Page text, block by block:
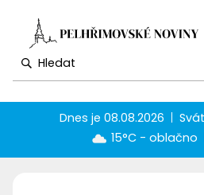
Dnes je08.08.2026
15°C - oblačno